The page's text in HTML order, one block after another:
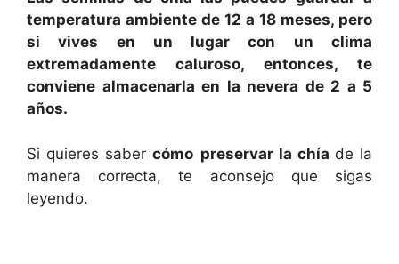
temperatura ambiente de 12 a 18 meses, pero
si vives en un lugar con un clima
extremadamente caluroso, entonces, te
conviene almacenarla en la nevera de 2 a 5
años.
Si quieres sabercómo preservar la chía de la
manera correcta, te aconsejo que sigas
leyendo.